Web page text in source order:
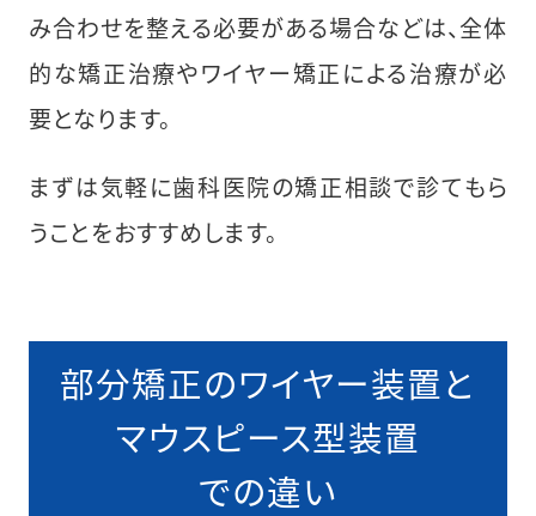
み合わせを整える必要がある場合などは、全体
的な矯正治療やワイヤー矯正による治療が必
要となります。
まずは気軽に歯科医院の矯正相談で診てもら
うことをおすすめします。
部分矯正のワイヤー装置と
マウスピース型装置
での違い